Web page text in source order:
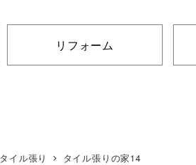
リフォーム
タイル張り タイル張りの家14